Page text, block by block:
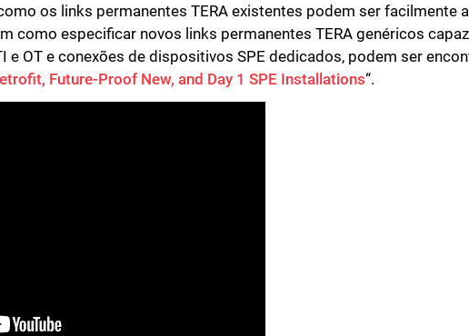
os links permanentes TERA existentes podem ser facilmente
como especificar novos links permanentes TERA genéricos
OT e conexões de dispositivos SPE dedicados, podem ser
Future-Proof New, and Day 1 SPE Installations“.